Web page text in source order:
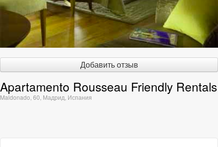
Добавить отзыв
Apartamento Rousseau Friendly Rentals
Maldonado, 60 Мадрид Испания